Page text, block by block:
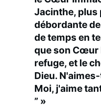
Jacinthe,
débordante
de temps en
que son Cœur
refuge, et le
Dieu.
Moi, j'aime
” »